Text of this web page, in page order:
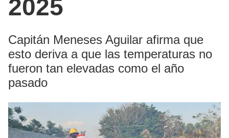
2025
Capitán Meneses Aguilar afirma que
esto deriva a que las temperaturas no
fueron tan elevadas como el año
pasado